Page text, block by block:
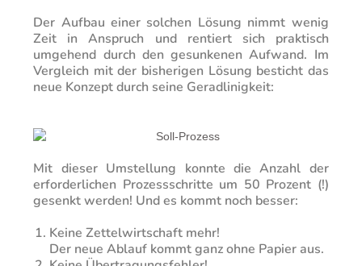
Der Aufbau einer solchen Lösung nimmt wenig
Zeit in Anspruch und rentiert sich praktisch
umgehend durch den gesunkenen Aufwand. Im
Vergleich mit der bisherigen Lösung besticht das
neue Konzept durch seine Geradlinigkeit:
Mit dieser Umstellung konnte die Anzahl der
erforderlichen Prozessschritte um 50 Prozent (!)
gesenkt werden! Und es kommt noch besser:
Keine Zettelwirtschaft mehr!
Der neue Ablauf kommt ganz ohne Papier aus.